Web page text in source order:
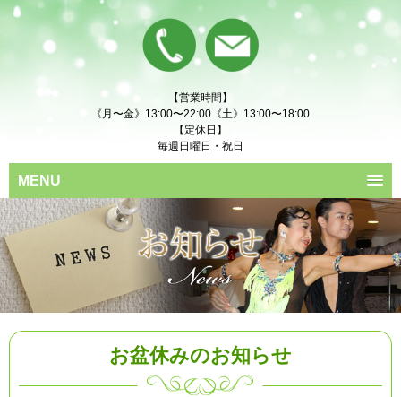
【営業時間】
《月〜金》13:00〜22:00《土》13:00〜18:00
【定休日】
毎週日曜日・祝日
MENU
お盆休みのお知らせ